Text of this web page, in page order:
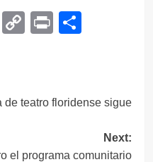
Copy
Print
de teatro floridense sigue
Next:
el programa comunitario